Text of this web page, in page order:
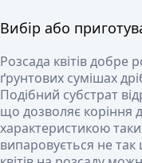
Вибір або
Розсада квітів добре
ґрунтових сумішах
Подібний субстрат
що дозволяє коріння
характеристикою
випаровується не